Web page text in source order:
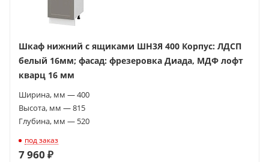
Шкаф нижний с ящиками ШН3Я 400 Корпус: ЛДСП
белый 16мм; фасад: фрезеровка Диада, МДФ лофт
кварц 16 мм
Ширина, мм — 400
Высота, мм — 815
Глубина, мм — 520
под заказ
7 960 ₽